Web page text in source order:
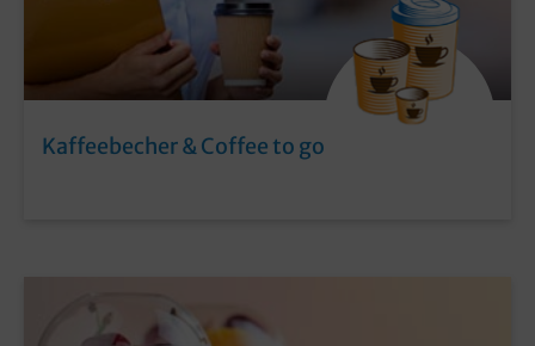
Kaffeebecher & Coffee to go